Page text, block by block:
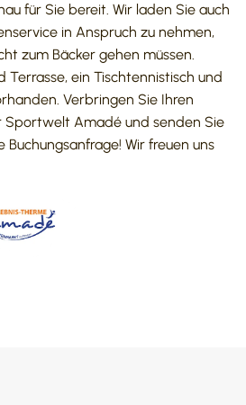
für Sie bereit. Wir laden Sie auch
in Anspruch zu nehmen,
zum Bäcker gehen müssen.
Terrasse, ein Tischtennistisch und
Verbringen Sie Ihren
Sportwelt Amadé und senden Sie
Buchungsanfrage! Wir freuen uns